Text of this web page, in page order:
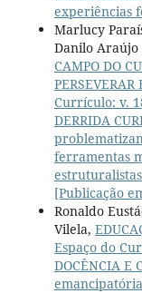
experiências
Marlucy
Danilo Araújo
CAMPO DO
PERSEVERAR
Currículo: v.
DERRIDA
ferramentas
[Publicação
Ronaldo
Vilela,
Espaço do
DOCÊNCIA E